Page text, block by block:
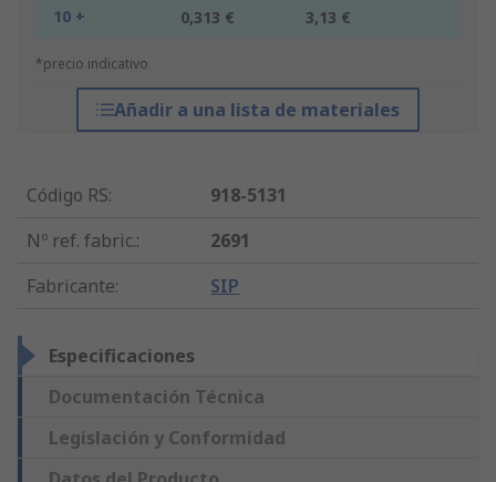
10 + 0,313 € 3,13 €
*precio indicativo
Añadir a una lista de materiales
Código RS:
918-5131
Nº ref. fabric.:
2691
Fabricante: SIP
Especificaciones
Documentación Técnica
Legislación y Conformidad